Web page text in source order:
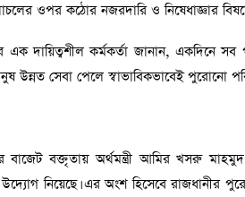
ওপর কঠোর নজরদারি ও নিষেধাজ্ঞার
এক দায়িত্বশীল কর্মকর্তা জানান,
উন্নত সেবা পেলে স্বাভাবিকভাবেই পুরোনো
বক্তৃতায় অর্থমন্ত্রী আমির খসরু
নিয়েছে। এর অংশ হিসেবে রাজধানীর